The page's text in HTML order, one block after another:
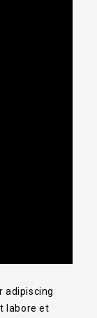
adipiscing
labore et